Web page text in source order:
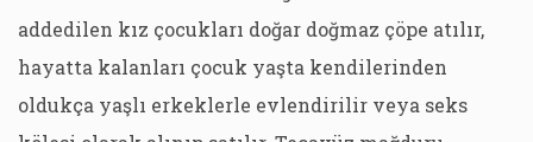
addedilen kız çocukları doğar doğmaz çöpe atılır,
hayatta kalanları çocuk yaşta kendilerinden
oldukça yaşlı erkeklerle evlendirilir veya seks